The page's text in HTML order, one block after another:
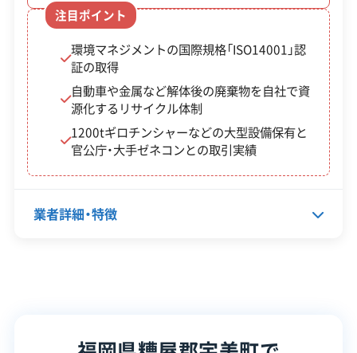
宅の解体や、危険なブロック塀の撤去を対象と
した補助金制度を利用できます。
制度名
補助
金額・
対象・条件
宇美町
対象
注目ポイント
環境マネジメントの国際規格「ISO14001」認
証の取得
自動車や金属など解体後の廃棄物を自社で資
源化するリサイクル体制
1200tギロチンシャーなどの大型設備保有と
官公庁・大手ゼネコンとの取引実績
業者詳細・特徴